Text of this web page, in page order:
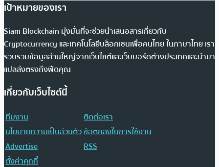
เป้าหมายของเรา
Siam Blockchain มุ่งมั่นที่จะช่วยนำเสนอสารเกี่ยวกับ
Cryptocurrency และเทคโนโลยีบล็อกเชนเพื่อคนไทย ในภาษาไทย เรา
รวบรวมข้อมูลส่วนใหญ่จากเว็บไซต์และเว็บบอร์ดต่างประเทศและนำมา
แปลส่งตรงถึงฟีดคุณ
เกี่ยวกับเว็บไซต์นี้
ทีมงาน
ติดต่อเรา
นโยบายความเป็นส่วนตัวข้อตกลงในการใช้งาน
Advertise
RSS
ตั้งค่าคุกกี้